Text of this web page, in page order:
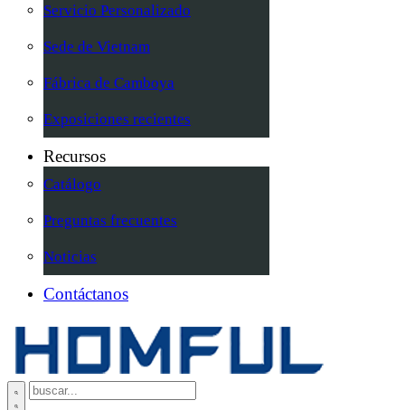
Servicio Personalizado
Sede de Vietnam
Fábrica de Camboya
Exposiciones recientes
Recursos
Catálogo
Preguntas frecuentes
Noticias
Contáctanos